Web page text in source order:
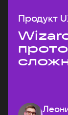
Продукт